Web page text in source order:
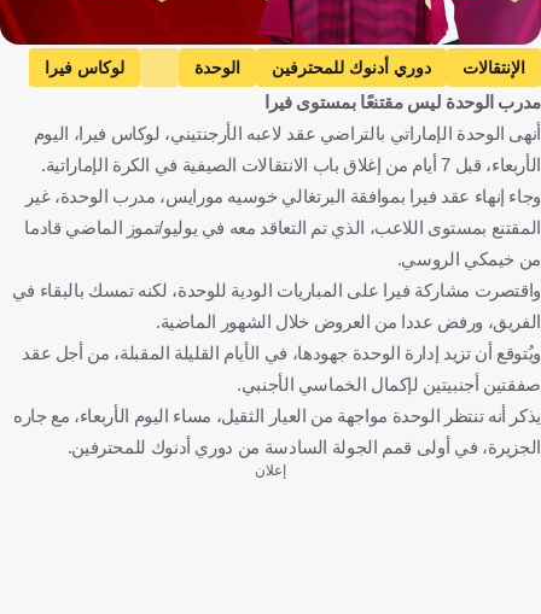
الإنتقالات دوري أدنوك للمحترفين الوحدة
لوكاس فيرا
الإمارات العربية المتحدة
كرة قدم
مدرب الوحدة ليس مقتنعًا بمستوى فيرا
أنهى الوحدة الإماراتي بالتراضي عقد لاعبه الأرجنتيني، لوكاس فيرا، اليوم
الأربعاء، قبل 7 أيام من إغلاق باب الانتقالات الصيفية في الكرة الإماراتية.
وجاء إنهاء عقد فيرا بموافقة البرتغالي خوسيه مورايس، مدرب الوحدة، غير
المقتنع بمستوى اللاعب، الذي تم التعاقد معه في يوليو/تموز الماضي قادما
من خيمكي الروسي.
واقتصرت مشاركة فيرا على المباريات الودية للوحدة، لكنه تمسك بالبقاء في
الفريق، ورفض عددا من العروض خلال الشهور الماضية.
ويُتوقع أن تزيد إدارة الوحدة جهودها، في الأيام القليلة المقبلة، من أجل عقد
صفقتين أجنبيتين لإكمال الخماسي الأجنبي.
يذكر أنه تنتظر الوحدة مواجهة من العيار الثقيل، مساء اليوم الأربعاء، مع جاره
الجزيرة، في أولى قمم الجولة السادسة من دوري أدنوك للمحترفين.
إعلان